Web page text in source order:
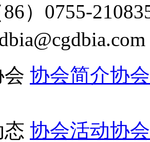
）0755-
协会简介协
协会活动协